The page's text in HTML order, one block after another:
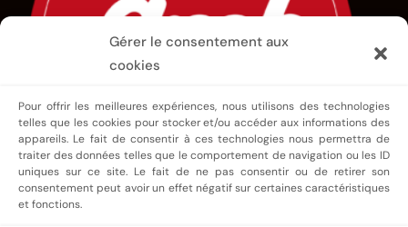
Gérer le consentement aux
cookies
Pour offrir les meilleures expériences, nous utilisons des technologies
telles que les cookies pour stocker et/ou accéder aux informations des
appareils. Le fait de consentir à ces technologies nous permettra de
traiter des données telles que le comportement de navigation ou les ID
uniques sur ce site. Le fait de ne pas consentir ou de retirer son
consentement peut avoir un effet négatif sur certaines caractéristiques
et fonctions.